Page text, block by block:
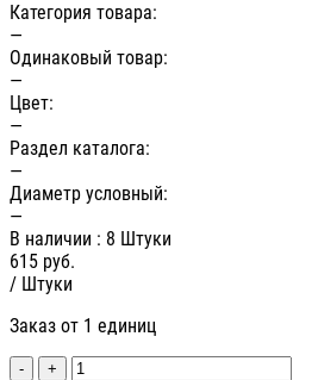
Категория товара:
—
Одинаковый товар:
—
Цвет:
—
Раздел каталога:
—
Диаметр условный:
—
В наличии : 8 Штуки
615 руб.
/ Штуки
Заказ от 1 единиц
- +